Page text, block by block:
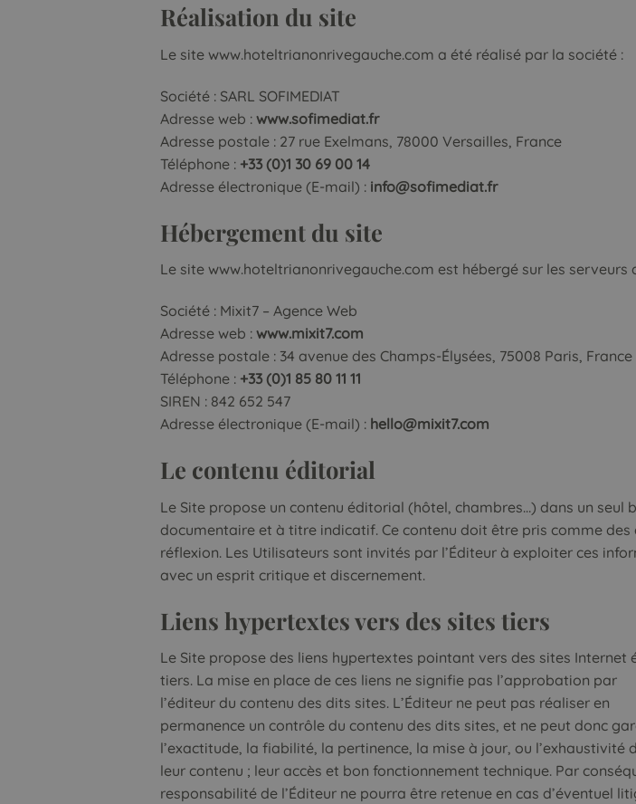
Réalisation du site
Le site www.hoteltrianonrivegauche.com a été réalisé par la société :
Société : SARL SOFIMEDIAT
Adresse web : www.sofimediat.fr
Adresse postale : 27 rue Exelmans, 78000 Versailles, France
Téléphone : +33 (0)1 30 69 00 14
Adresse électronique (E-mail) : info@sofimediat.fr
Hébergement du site
Le site www.hoteltrianonrivegauche.com est hébergé sur les serveurs
Société : Mixit7 – Agence Web
Adresse web : www.mixit7.com
Adresse postale : 34 avenue des Champs-Élysées, 75008 Paris, France
Téléphone : +33 (0)1 85 80 11 11
SIREN : 842 652 547
Adresse électronique (E-mail) : hello@mixit7.com
Le contenu éditorial
Le Site propose un contenu éditorial (hôtel, chambres…) dans un seul
documentaire et à titre indicatif. Ce contenu doit être pris comme des
réflexion. Les Utilisateurs sont invités par l’Éditeur à exploiter ces
avec un esprit critique et discernement.
Liens hypertextes vers des sites tiers
Le Site propose des liens hypertextes pointant vers des sites Internet
tiers. La mise en place de ces liens ne signifie pas l’approbation par
l’éditeur du contenu des dits sites. L’Éditeur ne peut pas réaliser en
permanence un contrôle du contenu des dits sites, et ne peut donc
l’exactitude, la fiabilité, la pertinence, la mise à jour, ou l’exhaustivité
leur contenu ; leur accès et bon fonctionnement technique. Par
responsabilité de l’Éditeur ne pourra être retenue en cas d’éventuel